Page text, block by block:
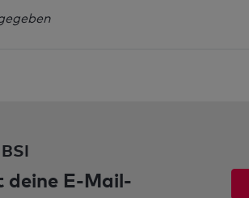
deine E-Mail-